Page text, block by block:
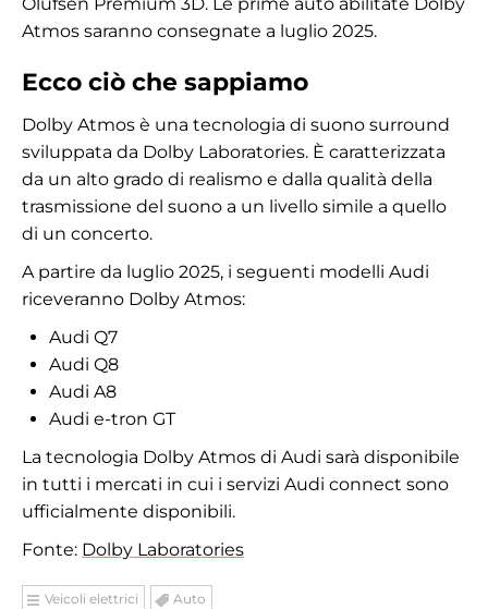
Atmos saranno consegnate a luglio 2025.
Ecco ciò che sappiamo
Dolby Atmos è una tecnologia di suono surround
sviluppata da Dolby Laboratories. È caratterizzata
da un alto grado di realismo e dalla qualità della
trasmissione del suono a un livello simile a quello
di un concerto.
A partire da luglio 2025, i seguenti modelli Audi
riceveranno Dolby Atmos:
Audi Q7
Audi Q8
Audi A8
Audi e-tron GT
La tecnologia Dolby Atmos di Audi sarà disponibile
in tutti i mercati in cui i servizi Audi connect sono
ufficialmente disponibili.
Fonte: Dolby Laboratories
Veicoli elettrici Auto